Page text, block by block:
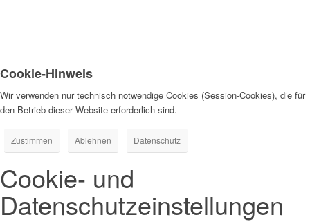
Cookie-Hinweis
Wir verwenden nur technisch notwendige Cookies (Session-Cookies), die für
den Betrieb dieser Website erforderlich sind.
Zustimmen Ablehnen Datenschutz
Cookie- und
Datenschutzeinstellungen